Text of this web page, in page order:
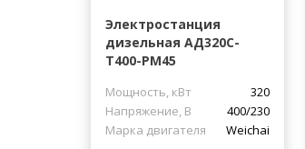
Электростанция
дизельная АД320С-
Т400-РМ45
Мощность, кВт
320
Напряжение, В
400/230
Марка двигателя
Weichai